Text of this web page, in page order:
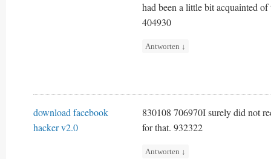
had been a little bit acquainted
404930
Antworten ↓
download facebook
hacker v2.0
830108 706970I surely did not
for that. 932322
Antworten ↓